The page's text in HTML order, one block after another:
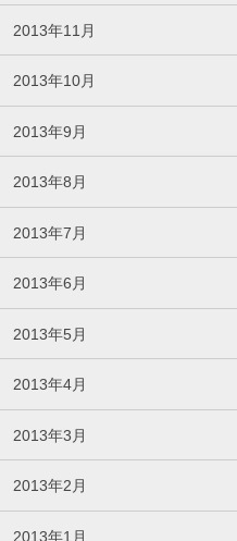
2013年11月
2013年10月
2013年9月
2013年8月
2013年7月
2013年6月
2013年5月
2013年4月
2013年3月
2013年2月
2013年1月